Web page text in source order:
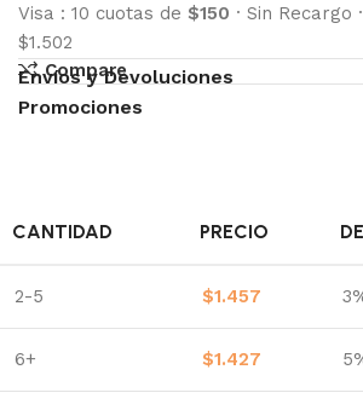
Visa : 10 cuotas de $150 · Sin Recargo ·
$1.502
Compare
Envíos y Devoluciones
Promociones
CANTIDAD PRECIO
2-5 $1.457
6+ $1.427